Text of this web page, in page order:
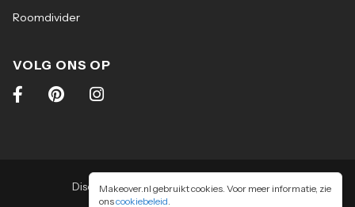
Makeover.nl gebruikt cookies. Voor meer informatie, zie
onscookiebeleid.
Roomdivider
VOLG ONS OP
Disclaimer | Algemene voorwaarden |
Privacy & cookiebeleid